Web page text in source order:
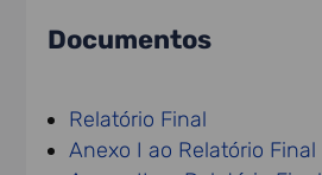
Documentos
Relatório Final
Anexo I ao Relatório Final